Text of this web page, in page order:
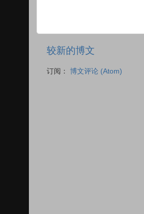
较新的博文
订阅： 博文评论 (Atom)